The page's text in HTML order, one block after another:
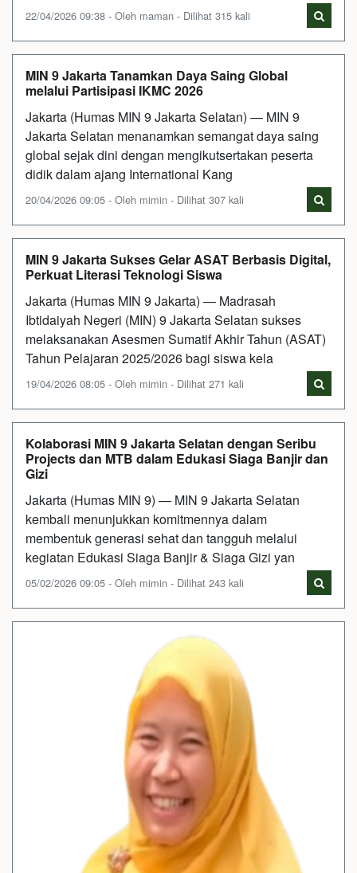
22/04/2026 09:38 - Oleh maman - Dilihat 315 kali
MIN 9 Jakarta Tanamkan Daya Saing Global
melalui Partisipasi IKMC 2026
Jakarta (Humas MIN 9 Jakarta Selatan) — MIN 9
Jakarta Selatan menanamkan semangat daya saing
global sejak dini dengan mengikutsertakan peserta
didik dalam ajang International Kang
20/04/2026 09:05 - Oleh mimin - Dilihat 307 kali
MIN 9 Jakarta Sukses Gelar ASAT Berbasis Digital,
Perkuat Literasi Teknologi Siswa
Jakarta (Humas MIN 9 Jakarta) — Madrasah
Ibtidaiyah Negeri (MIN) 9 Jakarta Selatan sukses
melaksanakan Asesmen Sumatif Akhir Tahun (ASAT)
Tahun Pelajaran 2025/2026 bagi siswa kela
19/04/2026 08:05 - Oleh mimin - Dilihat 271 kali
Kolaborasi MIN 9 Jakarta Selatan dengan Seribu
Projects dan MTB dalam Edukasi Siaga Banjir dan
Gizi
Jakarta (Humas MIN 9) — MIN 9 Jakarta Selatan
kembali menunjukkan komitmennya dalam
membentuk generasi sehat dan tangguh melalui
kegiatan Edukasi Siaga Banjir & Siaga Gizi yan
05/02/2026 09:05 - Oleh mimin - Dilihat 243 kali